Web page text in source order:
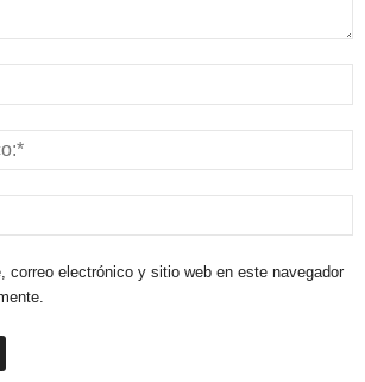
correo electrónico y sitio web en este navegador